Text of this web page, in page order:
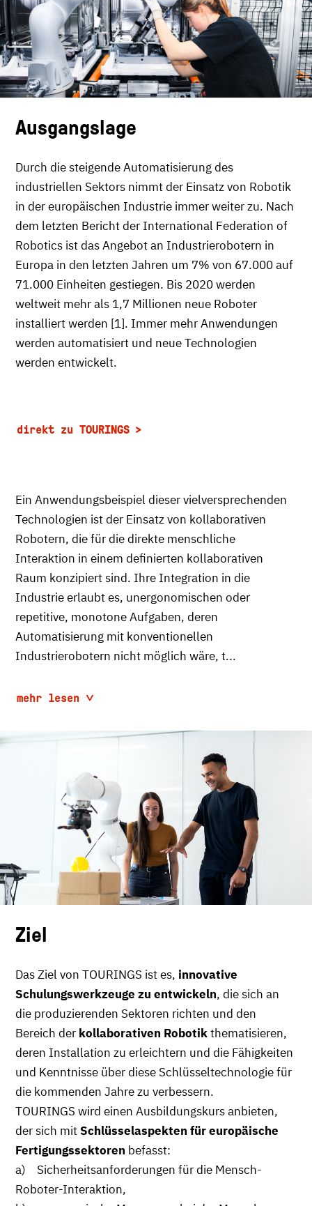
Ausgangslage
Durch die steigende Automatisierung des
industriellen Sektors nimmt der Einsatz von Robotik
in der europäischen Industrie immer weiter zu. Nach
dem letzten Bericht der International Federation of
Robotics ist das Angebot an Industrierobotern in
Europa in den letzten Jahren um 7% von 67.000 auf
71.000 Einheiten gestiegen. Bis 2020 werden
weltweit mehr als 1,7 Millionen neue Roboter
installiert werden [1]. Immer mehr Anwendungen
werden automatisiert und neue Technologien
werden entwickelt.
direkt zu TOURINGS
Ein Anwendungsbeispiel dieser vielversprechenden
Technologien ist der Einsatz von kollaborativen
Robotern, die für die direkte menschliche
Interaktion in einem definierten kollaborativen
Raum konzipiert sind. Ihre Integration in die
Industrie erlaubt es, unergonomischen oder
repetitive, monotone Aufgaben, deren
Automatisierung mit konventionellen
Industrierobotern nicht möglich wäre, t...
mehr lesen
Ziel
Das Ziel von TOURINGS ist es, innovative
Schulungswerkzeuge zu entwickeln, die sich an
die produzierenden Sektoren richten und den
Bereich der kollaborativen Robotikthematisieren,
deren Installation zu erleichtern und die Fähigkeiten
und Kenntnisse über diese Schlüsseltechnologie für
die kommenden Jahre zu verbessern.
TOURINGS wird einen Ausbildungskurs anbieten,
der sich mitSchlüsselaspekten für europäische
Fertigungssektoren befasst:
a) Sicherheitsanforderungen für die Mensch-
Roboter-Interaktion,